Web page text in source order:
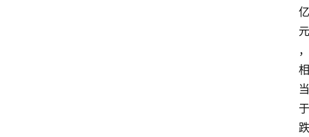
亿
元
，
相
当
于
跌